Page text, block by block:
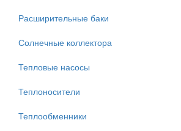
Расширительные баки
Солнечные коллектора
Тепловые насосы
Теплоносители
Теплообменники